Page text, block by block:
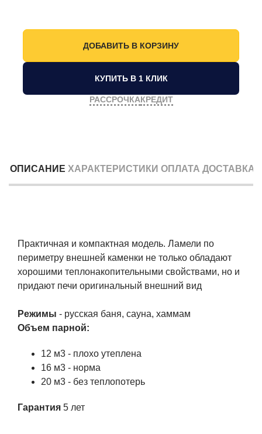
КУПИТЬ В 1 КЛИК
РАССРОЧКАКРЕДИТ
ОПИСАНИЕ ХАРАКТЕРИСТИКИ ОПЛАТА ДОСТАВКА
Практичная и компактная модель. Ламели по
периметру внешней каменки не только обладают
хорошими теплонакопительными свойствами, но и
придают печи оригинальный внешний вид
Режимы - русская баня, сауна, хаммам
Объем парной:
12 м3 - плохо утеплена
16 м3 - норма
20 м3 - без теплопотерь
Гарантия 5 лет